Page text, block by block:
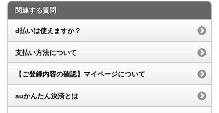
関連する質問
d払いは使えますか？
支払い方法について
【ご登録内容の確認】マイページについて
auかんたん決済とは